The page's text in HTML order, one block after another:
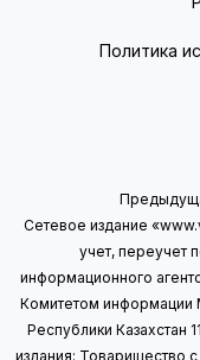
Политика
Сетевое издание
учет, переучет
информационного
Комитетом информации
Республики Казахстан
издания: Товарищество